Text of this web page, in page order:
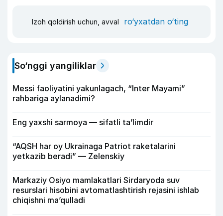
Izoh qoldirish uchun, avval ro‘yxatdan o‘ting
So‘nggi yangiliklar
Messi faoliyatini yakunlagach, “Inter Mayami”
rahbariga aylanadimi?
Eng yaxshi sarmoya — sifatli ta’limdir
“AQSH har oy Ukrainaga Patriot raketalarini
yetkazib beradi” — Zelenskiy
Markaziy Osiyo mamlakatlari Sirdaryoda suv
resurslari hisobini avtomatlashtirish rejasini ishlab
chiqishni ma’qulladi